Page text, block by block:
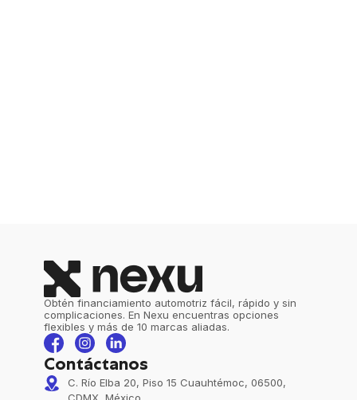
Obtén financiamiento automotriz fácil, rápido y sin
complicaciones. En Nexu encuentras opciones
flexibles y más de 10 marcas aliadas.
Contáctanos
C. Río Elba 20, Piso 15 Cuauhtémoc, 06500,
CDMX, México